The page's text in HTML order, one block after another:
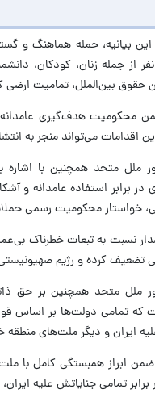
جمله زنان، کودکان،
حقوق بین‌الملل، تمامیت
محکومیت هدف‌گیری عامدانه
اقدامات می‌تواند منجر به
ملل متحد همچنین با
برابر استفاده عامدانه و
خواستار محکومیت رسمی
نسبت به تبعات خطرناک
تضعیف کرده و رژیم
ملل متحد همچنین بر حق
که تمامی دولت‌ها بر اساس
ایران و دیگر ملت‌های منطقه
ضمن ابراز همبستگی کامل با
برابر تمامی جنایاتش علیه